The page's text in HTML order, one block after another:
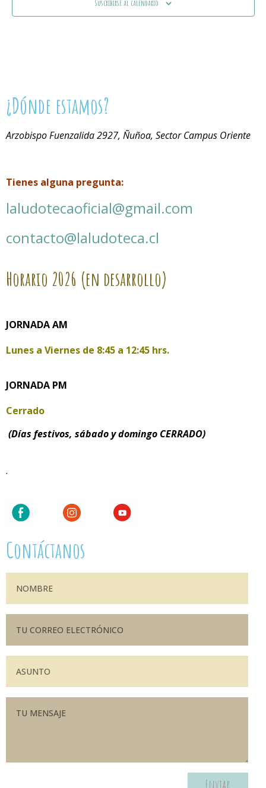
Suscribirse al calendario
¿Dónde estamos?
Arzobispo Fuenzalida 2927, Ñuñoa, Sector Campus Oriente
Tienes alguna pregunta:
laludotecaoficial@gmail.com
contacto@laludoteca.cl
Horario 2026 (en desarrollo)
JORNADA AM
Lunes a Viernes de 8:45 a 12:45 hrs.
JORNADA PM
Cerrado
(Días festivos, sábado y domingo CERRADO)
.
Contáctanos
Enviar